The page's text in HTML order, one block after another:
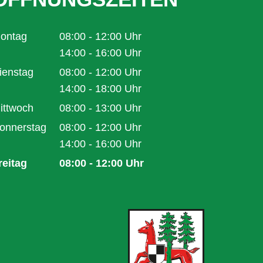
08:00 - 12:00 Uhr
Von 08:00 bis 12:00 Uhr
14:00 - 16:00 Uhr
Von 14:00 bis 16:00 Uhr
08:00 - 12:00 Uhr
Von 08:00 bis 12:00 Uhr
14:00 - 18:00 Uhr
Von 14:00 bis 18:00 Uhr
08:00 - 13:00 Uhr
Von 08:00 bis 13:00 Uhr
08:00 - 12:00 Uhr
Von 08:00 bis 12:00 Uhr
14:00 - 16:00 Uhr
Von 14:00 bis 16:00 Uhr
08:00 - 12:00 Uhr